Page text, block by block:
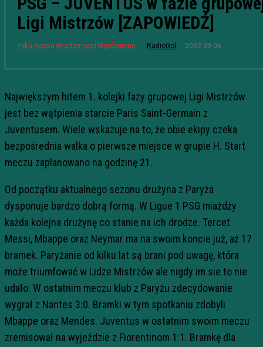
Ligi Mistrzów [ZAPOWIEDŹ]
Piłka Nożna Wiadomości Wyróżnione RadioGol 2022-09-06
Największym hitem 1. kolejki fazy grupowej Ligi Mistrzów
jest bez wątpienia starcie Paris Saint-Germain z
Juventusem. Wiele wskazuje na to, że obie ekipy czeka
bezpośrednia walka o pierwsze miejsce w grupie H. Start
meczu zaplanowano na godzinę 21.
Od początku aktualnego sezonu drużyna z Paryża
dysponuje bardzo dobrą formą. W Ligue 1 PSG miażdży
każda kolejna drużynę co stanie na ich drodze. Tercet
Messi, Mbappe oraz Neymar ma na swoim koncie już, aż 17
bramek. Paryżanie od kilku lat są brani pod uwagę, która
może triumfować w Lidze Mistrzów ale nigdy im sie to nie
udało. W ostatnim meczu klub z Paryżu zdecydowanie
wygrał z Nantes 3:0. Bramki w tym spotkaniu zdobyli
Mbappe oraz Mendes. Juventus w ostatnim swoim meczu
zremisował na wyjeździe z Fiorentinom 1:1. Bramkę dla